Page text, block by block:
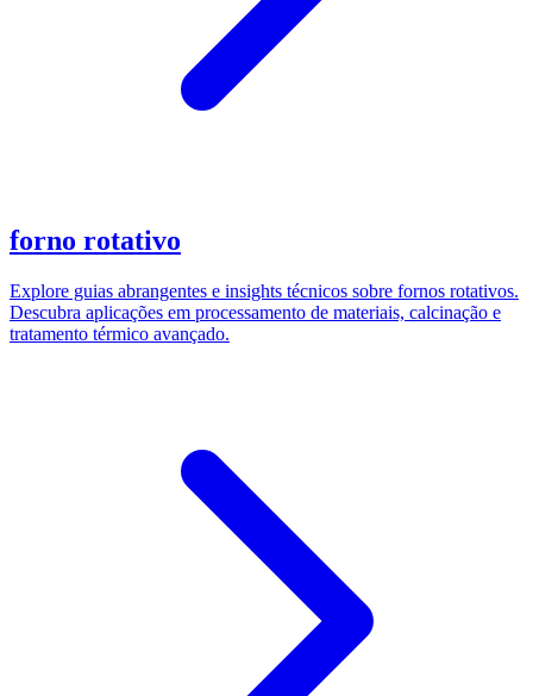
forno rotativo
Explore guias abrangentes e insights técnicos sobre fornos rotativos.
Descubra aplicações em processamento de materiais, calcinação e
tratamento térmico avançado.